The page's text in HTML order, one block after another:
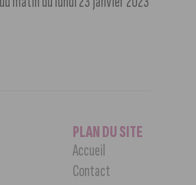
PLAN DU SITE
Accueil
Contact